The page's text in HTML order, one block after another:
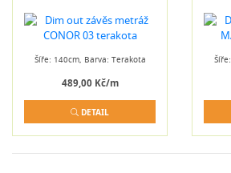
Šíře: 140cm, Barva: Terakota
489,00 Kč/m
DETAIL